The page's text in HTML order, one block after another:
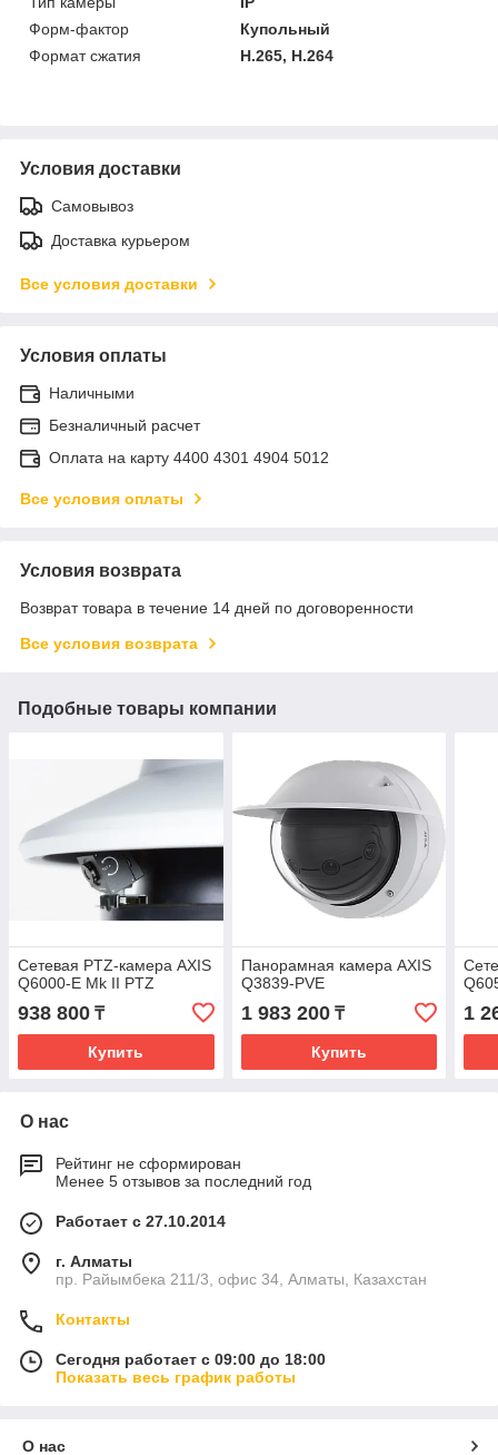
Форм-фактор
Купольный
Формат сжатия
H.265, H.264
Условия доставки
Самовывоз
Доставка курьером
Все условия доставки
Условия оплаты
Наличными
Безналичный расчет
Оплата на карту 4400 4301 4904 5012
Все условия оплаты
Условия возврата
Возврат товара в течение 14 дней по договоренности
Все условия возврата
Подобные товары компании
Сетевая PTZ-камера AXIS
Q6000-E Mk II PTZ
938 800 ₸
Купить
Панорамная камера AXIS
Q3839-PVE
1 983 200₸
Купить
1
О нас
Рейтинг не сформирован
Менее 5 отзывов за последний год
Работает с 27.10.2014
г. Алматы
пр. Райымбека 211/3, офис 34, Алматы, Казахстан
Контакты
Сегодня работает с 09:00 до 18:00
Показать весь график работы
О нас